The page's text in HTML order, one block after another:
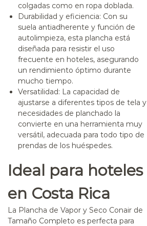
colgadas como en ropa doblada.
Durabilidad y eficiencia: Con su
suela antiadherente y función de
autolimpieza, esta plancha está
diseñada para resistir el uso
frecuente en hoteles, asegurando
un rendimiento óptimo durante
mucho tiempo.
Versatilidad: La capacidad de
ajustarse a diferentes tipos de tela y
necesidades de planchado la
convierte en una herramienta muy
versátil, adecuada para todo tipo de
prendas de los huéspedes.
Ideal para hoteles
en Costa Rica
La Plancha de Vapor y Seco Conair de
Tamaño Completo es perfecta para